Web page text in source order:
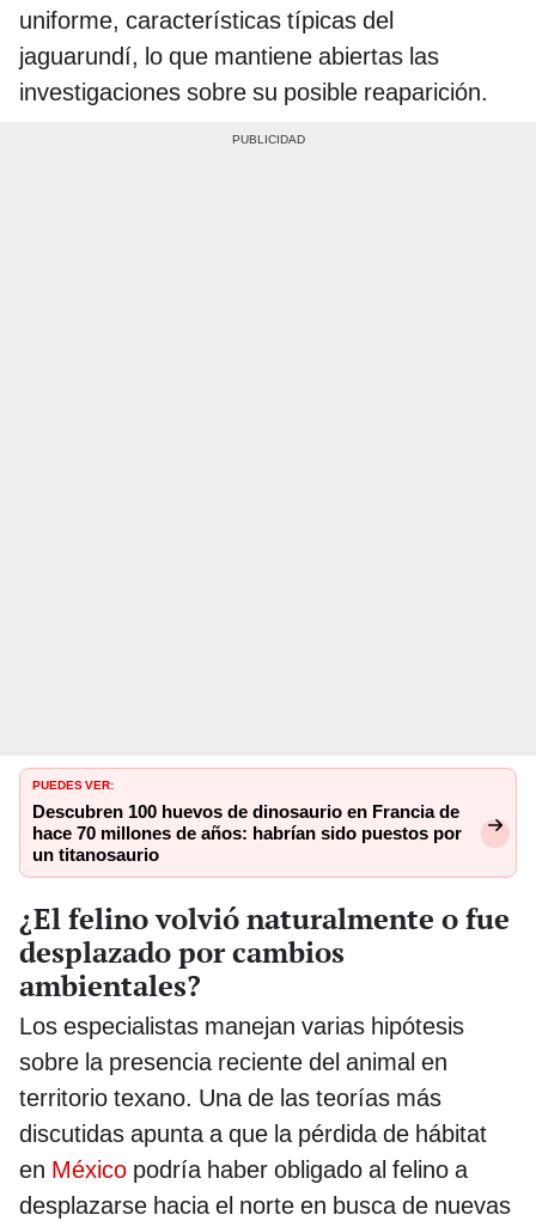
uniforme, características típicas del
jaguarundí, lo que mantiene abiertas las
investigaciones sobre su posible reaparición.
PUEDES VER:
Descubren 100 huevos de dinosaurio en Francia de
hace 70 millones de años: habrían sido puestos por
un titanosaurio
¿El felino volvió naturalmente o fue
desplazado por cambios
ambientales?
Los especialistas manejan varias hipótesis
sobre la presencia reciente del animal en
territorio texano. Una de las teorías más
discutidas apunta a que la pérdida de hábitat
en México podría haber obligado al felino a
desplazarse hacia el norte en busca de nuevas